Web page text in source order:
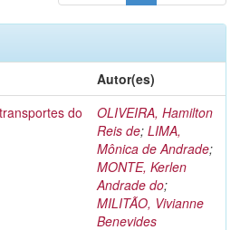
Autor(es)
do
OLIVEIRA, Hamilton
Reis de; LIMA,
Mônica de Andrade;
MONTE, Kerlen
Andrade do;
MILITÃO, Vivianne
Benevides